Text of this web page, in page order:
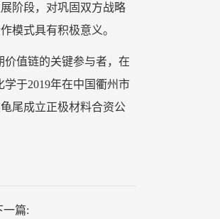
阶段，对巩固双方战略
模式具有积极意义。
值链的关键参与者，在
于2019年在中国衢州市
尾成立正极材料合资公
一篇: